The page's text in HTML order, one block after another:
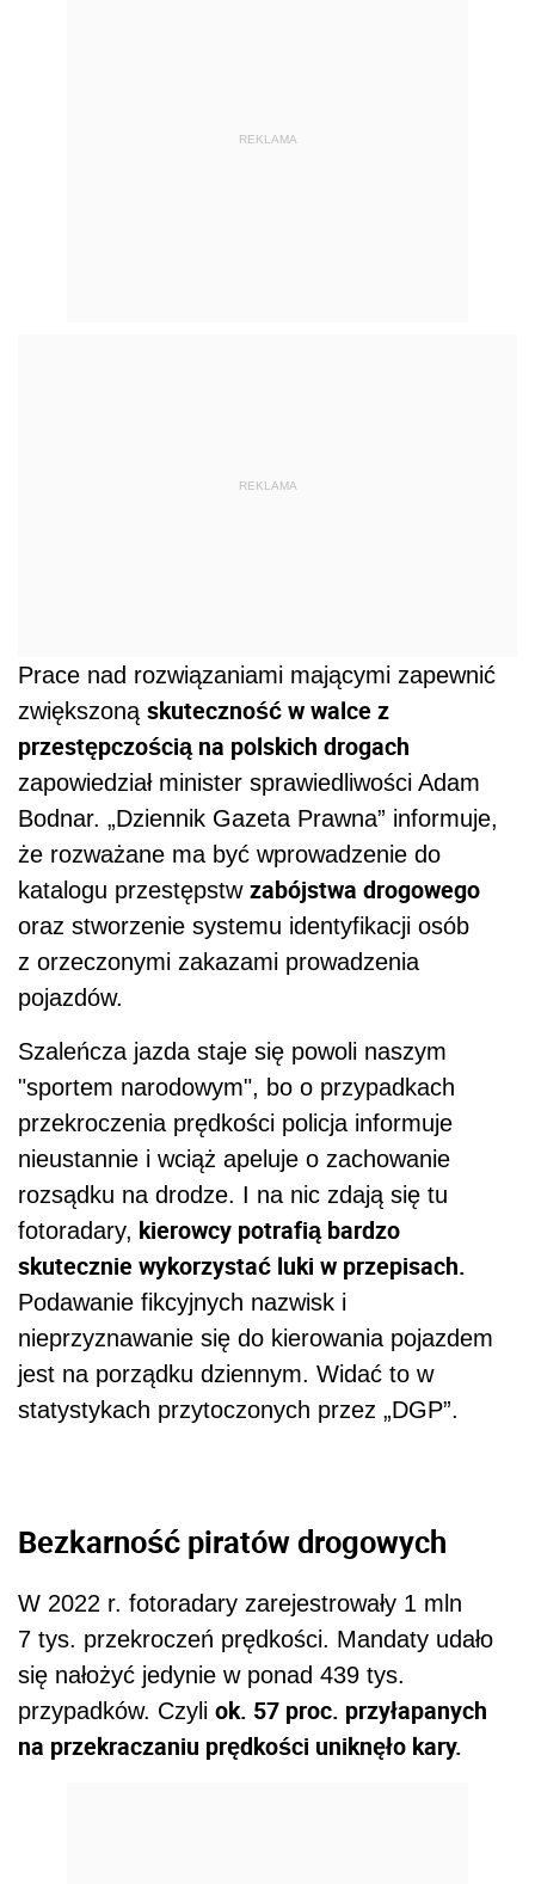
REKLAMA
REKLAMA
Prace nad rozwiązaniami mającymi zapewnić
zwiększoną skuteczność w walce z
przestępczością na polskich drogach
zapowiedział minister sprawiedliwości Adam
Bodnar. „Dziennik Gazeta Prawna” informuje,
że rozważane ma być wprowadzenie do
katalogu przestępstw zabójstwa drogowego
oraz stworzenie systemu identyfikacji osób
z orzeczonymi zakazami prowadzenia
pojazdów.
Szaleńcza jazda staje się powoli naszym
"sportem narodowym", bo o przypadkach
przekroczenia prędkości policja informuje
nieustannie i wciąż apeluje o zachowanie
rozsądku na drodze. I na nic zdają się tu
fotoradary, kierowcy potrafią bardzo
skutecznie wykorzystać luki w przepisach.
Podawanie fikcyjnych nazwisk i
nieprzyznawanie się do kierowania pojazdem
jest na porządku dziennym. Widać to w
statystykach przytoczonych przez „DGP”.
Bezkarność piratów drogowych
W 2022 r. fotoradary zarejestrowały 1 mln
7 tys. przekroczeń prędkości. Mandaty udało
się nałożyć jedynie w ponad 439 tys.
przypadków. Czyli ok. 57 proc. przyłapanych
na przekraczaniu prędkości uniknęło kary.